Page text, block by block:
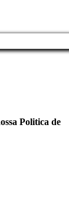
Politica de